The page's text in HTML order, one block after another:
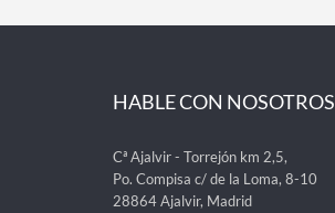
HABLE CON NOSOTROS
Cª Ajalvir - Torrejón km 2,5,
Po. Compisa c/ de la Loma, 8-10
28864 Ajalvir, Madrid